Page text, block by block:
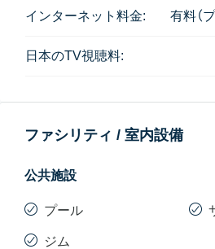
インターネット料金: 有料（
日本のTV視聴料:
ファシリティ / 室内設備
公共施設
プール
ジム